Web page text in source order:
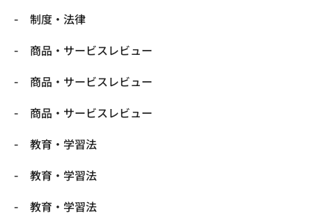
制度・法律
商品・サービスレビュー
商品・サービスレビュー
商品・サービスレビュー
教育・学習法
教育・学習法
教育・学習法